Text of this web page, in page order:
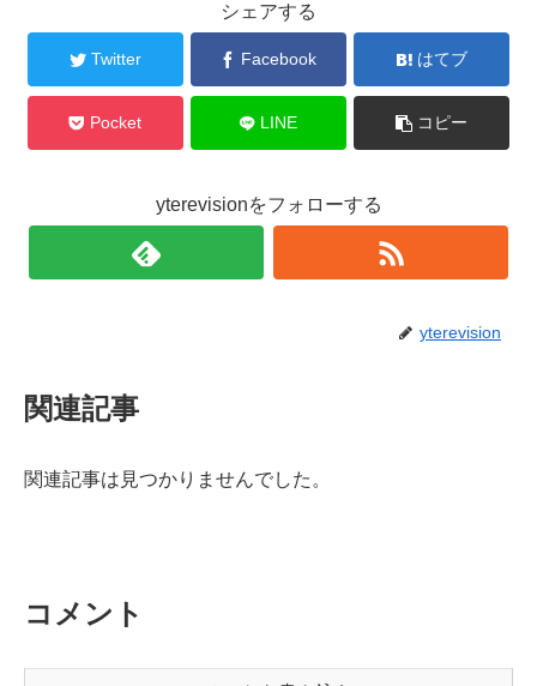
シェアする
Twitter Facebook はてブ
Pocket LINE コピー
yterevisionをフォローする
yterevision
関連記事
関連記事は見つかりませんでした。
コメント